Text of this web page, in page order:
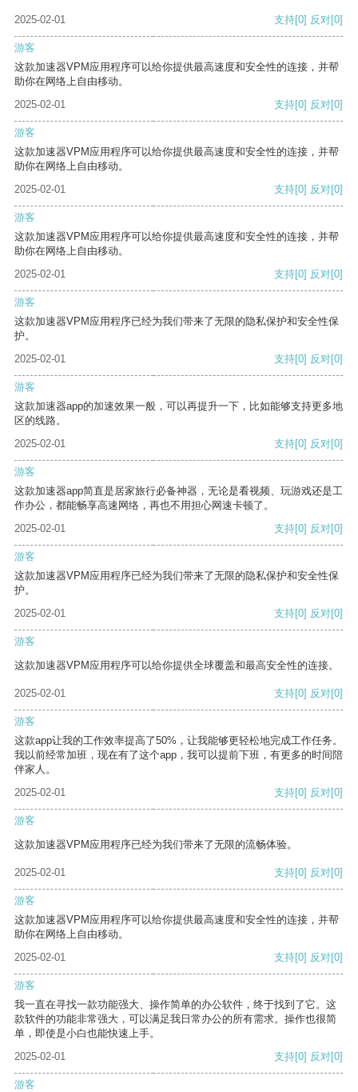
2025-02-01 支持[0] 反对[0]
游客
这款加速器VPM应用程序可以给你提供最高速度和安全性的连接，并帮
助你在网络上自由移动。
2025-02-01
支持[0] 反对[0]
游客
这款加速器VPM应用程序可以给你提供最高速度和安全性的连接，并帮
助你在网络上自由移动。
2025-02-01
支持[0] 反对[0]
游客
这款加速器VPM应用程序可以给你提供最高速度和安全性的连接，并帮
助你在网络上自由移动。
2025-02-01
支持[0] 反对[0]
游客
这款加速器VPM应用程序已经为我们带来了无限的隐私保护和安全性保
护。
2025-02-01
支持[0] 反对[0]
游客
这款加速器app的加速效果一般，可以再提升一下，比如能够支持更多地
区的线路。
2025-02-01
支持[0] 反对[0]
游客
这款加速器app简直是居家旅行必备神器，无论是看视频、玩游戏还是工
作办公，都能畅享高速网络，再也不用担心网速卡顿了。
2025-02-01
支持[0] 反对[0]
游客
这款加速器VPM应用程序已经为我们带来了无限的隐私保护和安全性保
护。
2025-02-01
支持[0] 反对[0]
游客
这款加速器VPM应用程序可以给你提供全球覆盖和最高安全性的连接。
2025-02-01 支持[0] 反对[0]
游客
这款app让我的工作效率提高了50%，让我能够更轻松地完成工作任务。
我以前经常加班，现在有了这个app，我可以提前下班，有更多的时间陪
伴家人。
2025-02-01
支持[0] 反对[0]
游客
这款加速器VPM应用程序已经为我们带来了无限的流畅体验。
2025-02-01 支持[0] 反对[0]
游客
这款加速器VPM应用程序可以给你提供最高速度和安全性的连接，并帮
助你在网络上自由移动。
2025-02-01
支持[0] 反对[0]
游客
我一直在寻找一款功能强大、操作简单的办公软件，终于找到了它。这
款软件的功能非常强大，可以满足我日常办公的所有需求。操作也很简
单，即使是小白也能快速上手。
2025-02-01
支持[0] 反对[0]
游客